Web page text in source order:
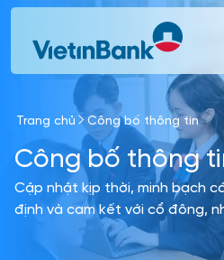
Skip to Main Content
Trang chủ Công bố thông tin
Công bố thông
Cập nhật kịp thời, minh bạch
định và cam kết với cổ đông,